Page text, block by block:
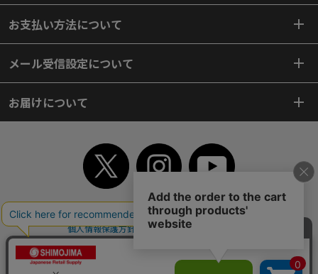
お支払い方法について
メール受信設定について
お届けについて
TOP 初めてご利用のお客様へ ご利用案内
ご利用規約
個人情報保護方針
特定商取引法
よくあるご質問
お問い合わせ
サイトマップ